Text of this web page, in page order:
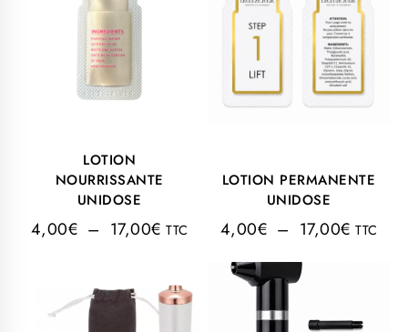
LOTION
NOURRISSANTE
UNIDOSE
4,00€ – 17,00€ TTC
LOTION PERMANENTE
UNIDOSE
4,00€ – 17,00€ TTC